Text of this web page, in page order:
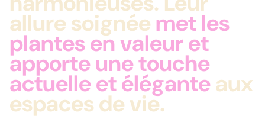
allure soignée met les
plantes en valeur et
apporte une touche
actuelle et éléganteaux
espaces de vie.